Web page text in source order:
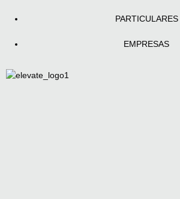
PARTICULARES
EMPRESAS